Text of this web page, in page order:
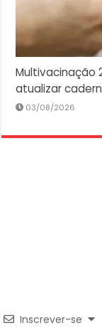
Multivacinação
atualizar
03/08/2026
Inscrever-se